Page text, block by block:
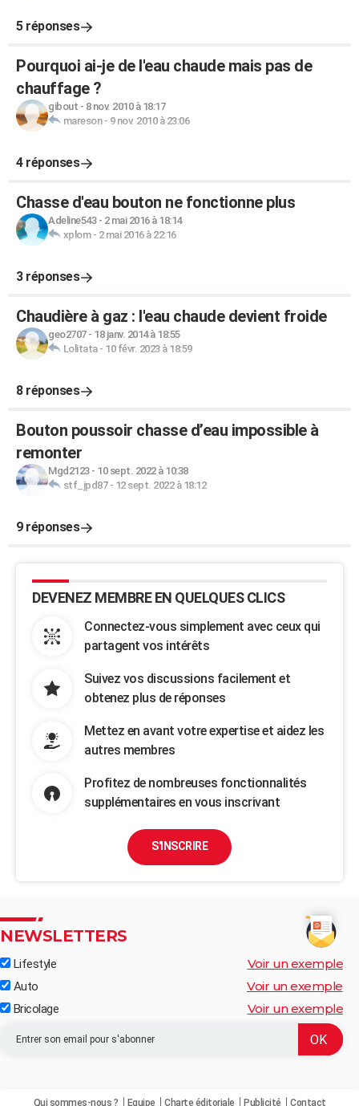
5 réponses
Pourquoi ai-je de l'eau chaude mais pas de
chauffage ?
gibout - 8 nov. 2010 à 18:17
mareson- 9 nov. 2010 à 23:06
4 réponses
Chasse d'eau bouton ne fonctionne plus
Adeline543- 2 mai 2016 à 18:14
xplom- 2 mai 2016 à 22:16
3 réponses
Chaudière à gaz : l'eau chaude devient froide
geo2707- 18 janv. 2014 à 18:55
Lolitata- 10 févr. 2023 à 18:59
8 réponses
Bouton poussoir chasse d’eau impossible à
remonter
Mgd2123- 10 sept. 2022 à 10:38
stf_jpd87- 12 sept. 2022 à 18:12
9 réponses
DEVENEZ MEMBRE EN QUELQUES CLICS
Connectez-vous simplement avec ceux qui
partagent vos intérêts
Suivez vos discussions facilement et
obtenez plus de réponses
Mettez en avant votre expertise et aidez les
autres membres
Profitez de nombreuses fonctionnalités
supplémentaires en vous inscrivant
S'INSCRIRE
NEWSLETTERS
Lifestyle Voir un exemple
Auto Voir un exemple
Bricolage Voir un exemple
Qui sommes-nous ? Equipe Charte éditoriale Publicité Contact